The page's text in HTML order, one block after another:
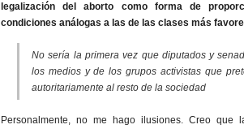
legalización del aborto como forma de
condiciones análogas a las de las clases más
No sería la primera vez que diputados y
los medios y de los grupos activistas que
autoritariamente al resto de la sociedad
Personalmente, no me hago ilusiones. Creo que